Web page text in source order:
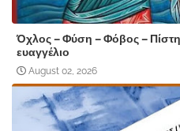
Όχλος – Φύση – Φόβος – Πίστη
ευαγγέλιο
August 02, 2026